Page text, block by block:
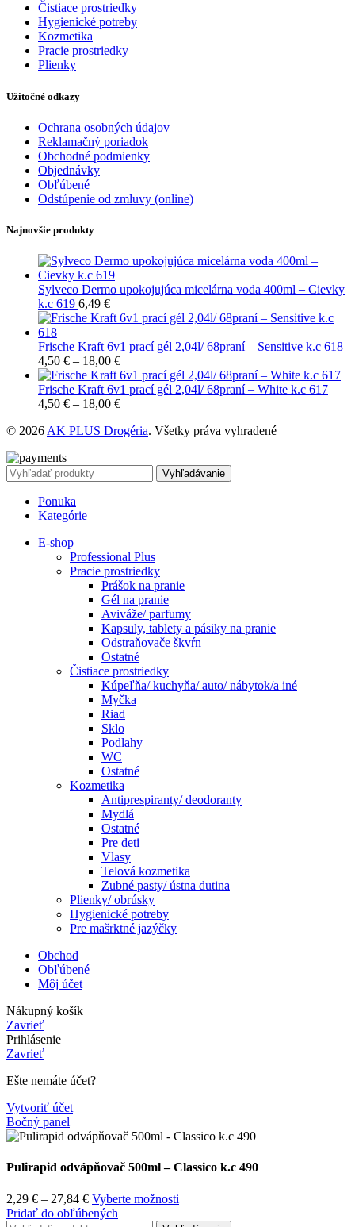
Čistiace prostriedky
Hygienické potreby
Kozmetika
Pracie prostriedky
Plienky
Užitočné odkazy
Ochrana osobných údajov
Reklamačný poriadok
Obchodné podmienky
Objednávky
Obľúbené
Odstúpenie od zmluvy (online)
Najnovšie produkty
Sylveco Dermo upokojujúca micelárna voda 400ml – Cievky
k.c 619 6,49 €
Frische Kraft 6v1 prací gél 2,04l/ 68praní – Sensitive k.c 618
4,50 € – 18,00 €
Frische Kraft 6v1 prací gél 2,04l/ 68praní – White k.c 617
4,50 € – 18,00 €
© 2026 AK PLUS Drogéria. Všetky práva vyhradené
Vyhľadávanie
Ponuka
Kategórie
E-shop
Professional Plus
Pracie prostriedky
Prášok na pranie
Gél na pranie
Aviváže/ parfumy
Kapsuly, tablety a pásiky na pranie
Odstraňovače škvŕn
Ostatné
Čistiace prostriedky
Kúpeľňa/ kuchyňa/ auto/ nábytok/a iné
Myčka
Riad
Sklo
Podlahy
WC
Ostatné
Kozmetika
Antiprespiranty/ deodoranty
Mydlá
Ostatné
Pre deti
Vlasy
Telová kozmetika
Zubné pasty/ ústna dutina
Plienky/ obrúsky
Hygienické potreby
Pre mašrktné jazýčky
Obchod
Obľúbené
Môj účet
Nákupný košík
Zavrieť
Prihlásenie
Zavrieť
Ešte nemáte účet?
Vytvoriť účet
Bočný panel
Pulirapid odvápňovač 500ml – Classico k.c 490
2,29 € – 27,84 € Vyberte možnosti
Pridať do obľúbených